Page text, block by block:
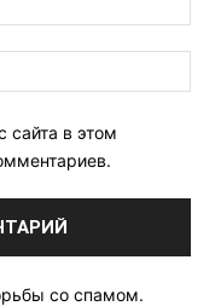
сайта в этом
со спамом.